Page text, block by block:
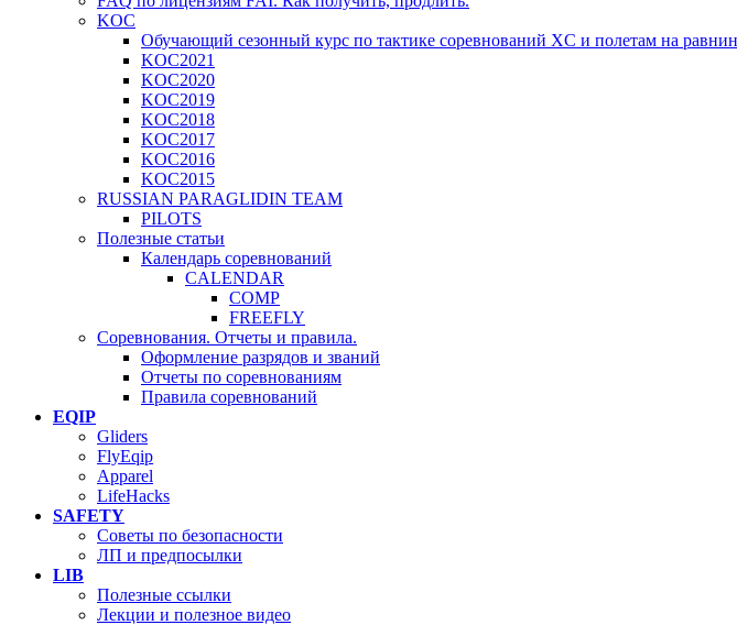
KOC
Обучающий сезонный курс по тактике соревнований XC и полетам на
KOC2021
KOC2020
KOC2019
KOC2018
KOC2017
KOC2016
KOC2015
RUSSIAN PARAGLIDIN TEAM
PILOTS
Полезные статьи
Календарь соревнований
CALENDAR
COMP
FREEFLY
Соревнования. Отчеты и правила.
Оформление разрядов и званий
Отчеты по соревнованиям
Правила соревнований
EQIP
Gliders
FlyEqip
Apparel
LifeHacks
SAFETY
Советы по безопасности
ЛП и предпосылки
LIB
Полезные ссылки
Лекции и полезное видео